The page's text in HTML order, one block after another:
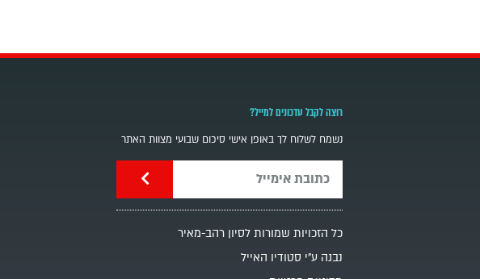
רוצה לקבל עדכונים למייל?
נשמח לשלוח לך באופן אישי סיכום שבועי מצוות האתר
כל הזכויות שמורות לסיון רהב-מאיר
נבנה ע"י סטודיו האייל